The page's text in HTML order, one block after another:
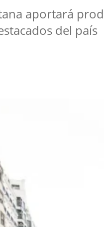
aportará
del país